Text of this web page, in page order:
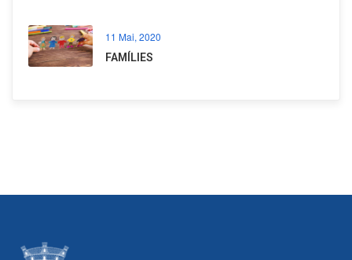
11 Mai, 2020
FAMÍLIES